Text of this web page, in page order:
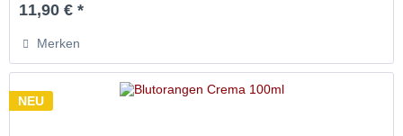
11,90 € *
Merken
NEU